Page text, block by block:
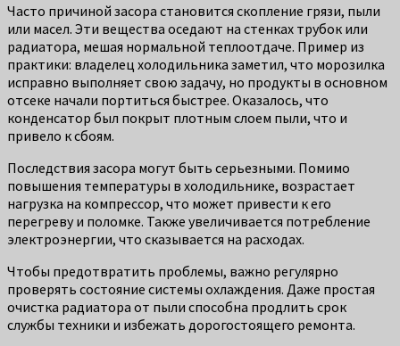
Часто причиной засора становится скопление грязи, пыли
или масел. Эти вещества оседают на стенках трубок или
радиатора, мешая нормальной теплоотдаче. Пример из
практики: владелец холодильника заметил, что морозилка
исправно выполняет свою задачу, но продукты в основном
отсеке начали портиться быстрее. Оказалось, что
конденсатор был покрыт плотным слоем пыли, что и
привело к сбоям.
Последствия засора могут быть серьезными. Помимо
повышения температуры в холодильнике, возрастает
нагрузка на компрессор, что может привести к его
перегреву и поломке. Также увеличивается потребление
электроэнергии, что сказывается на расходах.
Чтобы предотвратить проблемы, важно регулярно
проверять состояние системы охлаждения. Даже простая
очистка радиатора от пыли способна продлить срок
службы техники и избежать дорогостоящего ремонта.